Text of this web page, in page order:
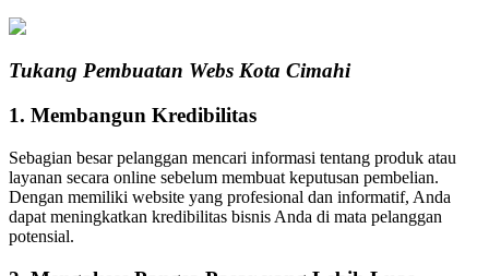
Tukang Pembuatan Webs Kota Cimahi
1. Membangun Kredibilitas
Sebagian besar pelanggan mencari informasi tentang produk atau
layanan secara online sebelum membuat keputusan pembelian.
Dengan memiliki website yang profesional dan informatif, Anda
dapat meningkatkan kredibilitas bisnis Anda di mata pelanggan
potensial.